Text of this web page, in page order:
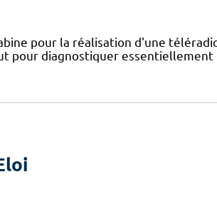
pour la réalisation d'une
pour diagnostiquer essentiellement